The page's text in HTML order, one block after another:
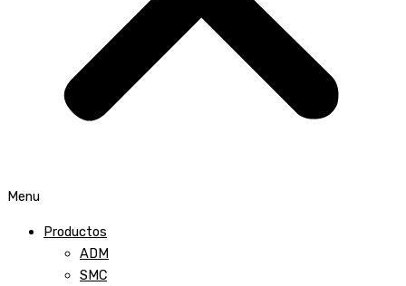
Menu
Productos
ADM
SMC